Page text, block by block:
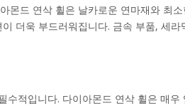
드 연삭 휠은 날카로운 연마재와 최
더욱 부드러워집니다. 금속 부품, 세
적입니다. 다이아몬드 연삭 휠은 매